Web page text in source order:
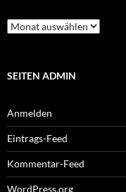
Archiv
SEITEN ADMIN
Anmelden
Eintrags-Feed
Kommentar-Feed
WordPress.org